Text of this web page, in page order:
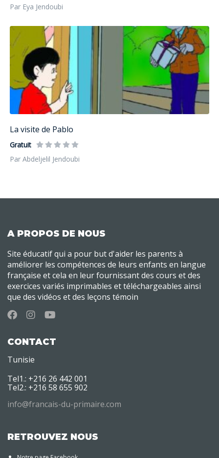
Par Eya Jendoubi
La visite de Pablo
Gratuit
Par Abdeljelil Jendoubi
A PROPOS DE NOUS
Site éducatif qui a pour but d'aider les parents à
améliorer les compétences de leurs enfants en langue
française et cela en leur fournissant des cours et des
exercices variés imprimables et téléchargeables ainsi
que des vidéos et des leçons témoin
CONTACT
Tunisie
Tel1.: +216 26 442 001
Tel2.: +216 58 655 902
info@francais-du-primaire.com
RETROUVEZ NOUS